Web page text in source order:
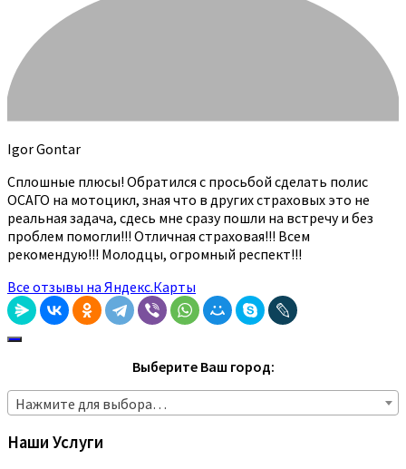
Igor Gontar
Сплошные плюсы! Обратился с просьбой сделать полис
ОСАГО на мотоцикл, зная что в других страховых это не
реальная задача, сдесь мне сразу пошли на встречу и без
проблем помогли!!! Отличная страховая!!! Всем
рекомендую!!! Молодцы, огромный респект!!!
Все отзывы на Яндекс.Карты
Выберите Ваш город:
Нажмите для выбора…
Наши Услуги